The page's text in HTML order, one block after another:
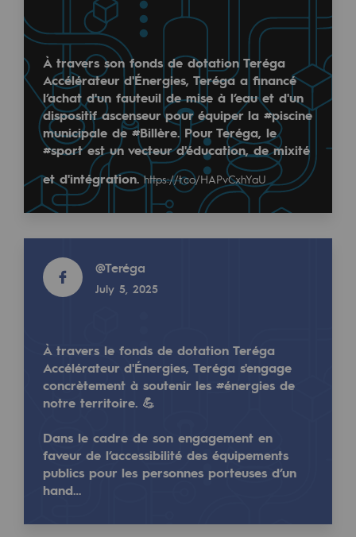
Governance
Indicators
Institutional publications
Where to find us
Tomorrow's energies
Tomorrow's energies
Renewable gases and sustainable gases
Renewable gases and
Methanation
CO2 capture
CH4, H2 and CO2 consultation
Educational space
NEWS
NOV 6, 2024
Learn more
À travers son fonds de dotation Teréga
Accélérateur d'Énergies, Teréga a financé
l’achat d'un fauteuil de mise à l’eau et d'un
dispositif ascenseur pour équiper la #piscine
municipale de #Billère. Pour Teréga, le
#sport est un vecteur d'éducation, de mixité
et d'intégration.https://t.co/HAPvCxhYaU
@Teréga
July 5, 2025
À travers le fonds de dotation Teréga
Accélérateur d'Énergies, Teréga s'engage
concrètement à soutenir les #énergies de
notre territoire. 💪
Dans le cadre de son engagement en
faveur de l’accessibilité des équipements
publics pour les personnes porteuses d’un
hand…